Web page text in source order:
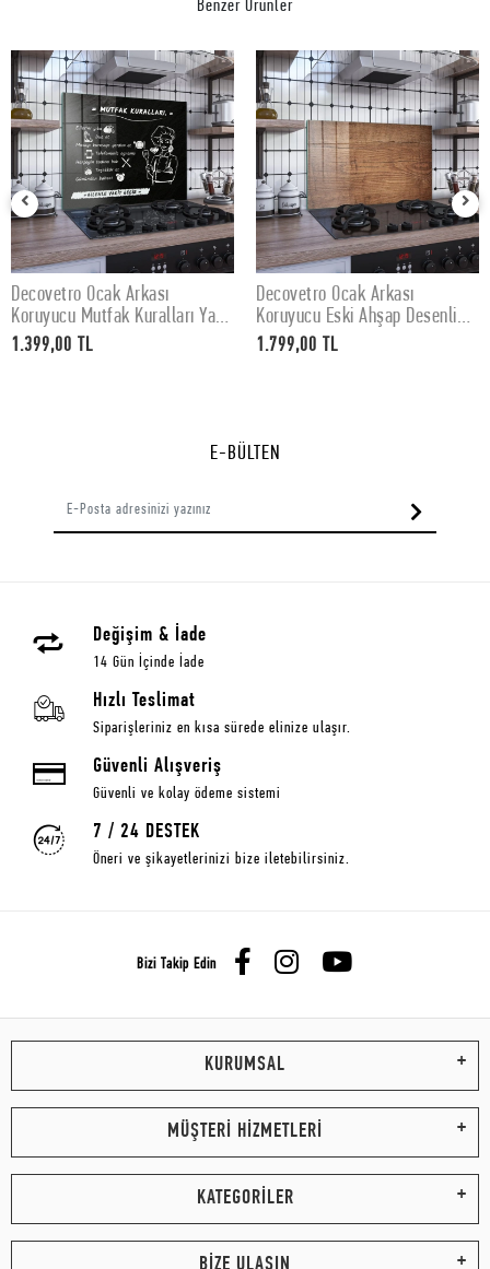
Benzer Ürünler
SEPETE EKLE
Decovetro Ocak Arkası
Koruyucu Mutfak Kuralları Yazı
Desenli 60x52Cm
1.399,00 TL
SEPETE EKLE
Decovetro Ocak Arkası
Koruyucu Eski Ahşap Desenli
76x50cm
1.799,00 TL
E-BÜLTEN
Değişim & İade
14 Gün İçinde İade
Hızlı Teslimat
Siparişleriniz en kısa sürede elinize ulaşır.
Güvenli Alışveriş
Güvenli ve kolay ödeme sistemi
7 / 24 DESTEK
Öneri ve şikayetlerinizi bize iletebilirsiniz.
Bizi Takip Edin
KURUMSAL
MÜŞTERİ HİZMETLERİ
KATEGORİLER
BİZE ULAŞIN